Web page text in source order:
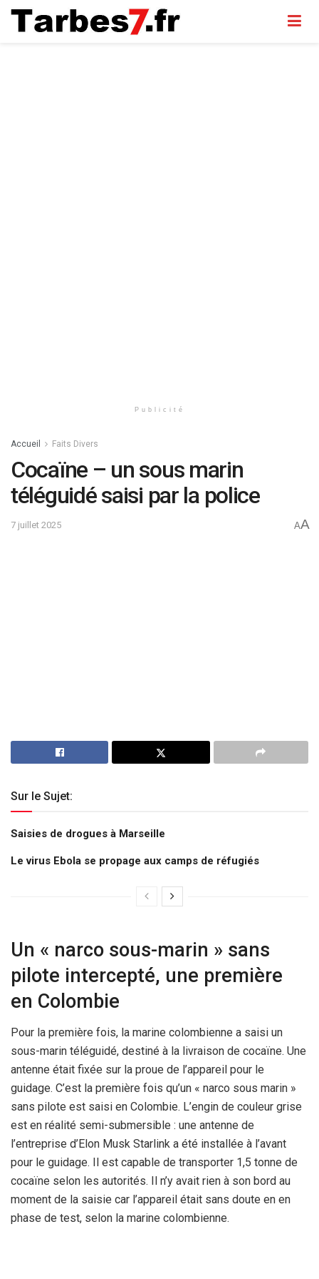
Publicité
Accueil Faits Divers
Cocaïne – un sous marin
téléguidé saisi par la police
7 juillet 2025 AA
Sur le Sujet:
Saisies de drogues à Marseille
Le virus Ebola se propage aux camps de réfugiés
Un « narco sous-marin » sans
pilote intercepté, une première
en Colombie
Pour la première fois, la marine colombienne a saisi un
sous-marin téléguidé, destiné à la livraison de cocaïne. Une
antenne était fixée sur la proue de l’appareil pour le
guidage. C’est la première fois qu’un « narco sous marin »
sans pilote est saisi en Colombie. L’engin de couleur grise
est en réalité semi-submersible : une antenne de
l’entreprise d’Elon Musk Starlink a été installée à l’avant
pour le guidage. Il est capable de transporter 1,5 tonne de
cocaïne selon les autorités. Il n’y avait rien à son bord au
moment de la saisie car l’appareil était sans doute en en
phase de test, selon la marine colombienne.